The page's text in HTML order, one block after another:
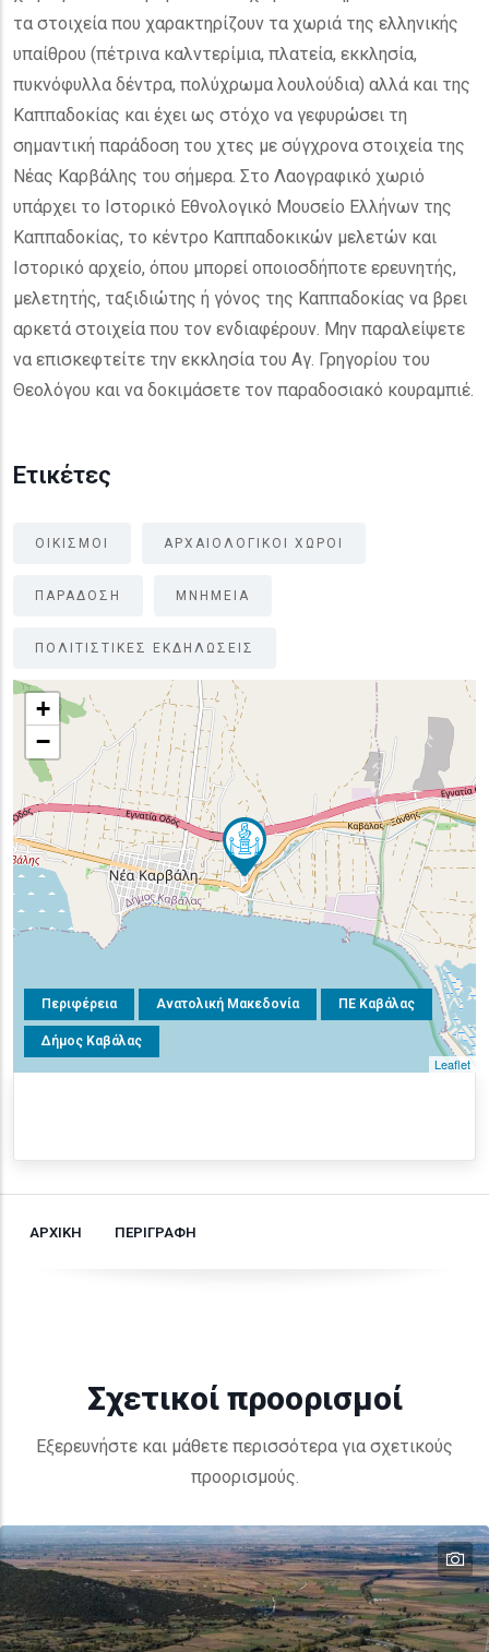
τα στοιχεία που χαρακτηρίζουν τα χωριά της ελληνικής
υπαίθρου (πέτρινα καλντερίμια, πλατεία, εκκλησία,
πυκνόφυλλα δέντρα, πολύχρωμα λουλούδια) αλλά και της
Καππαδοκίας και έχει ως στόχο να γεφυρώσει τη
σημαντική παράδοση του χτες με σύγχρονα στοιχεία της
Νέας Καρβάλης του σήμερα. Στο Λαογραφικό χωριό
υπάρχει το Ιστορικό Εθνολογικό Μουσείο Ελλήνων της
Καππαδοκίας, το κέντρο Καππαδοκικών μελετών και
Ιστορικό αρχείο, όπου μπορεί οποιοσδήποτε ερευνητής,
μελετητής, ταξιδιώτης ή γόνος της Καππαδοκίας να βρει
αρκετά στοιχεία που τον ενδιαφέρουν. Μην παραλείψετε
να επισκεφτείτε την εκκλησία του Αγ. Γρηγορίου του
Θεολόγου και να δοκιμάσετε τον παραδοσιακό κουραμπιέ.
Ετικέτες
ΟΙΚΙΣΜΟΙ ΑΡΧΑΙΟΛΟΓΙΚΟΙ ΧΩΡΟΙ
ΠΑΡΑΔΟΣΗ ΜΝΗΜΕΙΑ
ΠΟΛΙΤΙΣΤΙΚΕΣ ΕΚΔΗΛΩΣΕΙΣ
Περιφέρεια Ανατολική Μακεδονία ΠΕ Καβάλας
Δήμος Καβάλας
+
−
Leaflet
ΑΡΧΙΚΗ ΠΕΡΙΓΡΑΦΗ
Σχετικοί προορισμοί
Εξερευνήστε και μάθετε περισσότερα για σχετικούς
προορισμούς.